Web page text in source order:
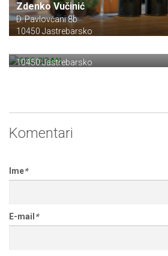
Zdenko Vučinić
D. Pavlovčani 8b
10450 Jastrebarsko
OPG CIBAN
10450 Jastrebarsko
Komentari
Ime*
E-mail *